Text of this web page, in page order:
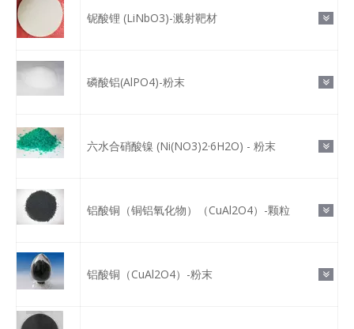
铌酸锂 (LiNbO3)-溅射靶材
磷酸铝(AlPO4)-粉末
六水合硝酸镍 (Ni(NO3)2·6H2O) - 粉末
铝酸铜（铜铝氧化物）（CuAl2O4）-颗粒
铝酸铜（CuAl2O4）-粉末